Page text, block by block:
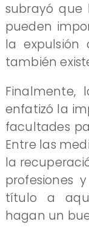
subrayó que
pueden
la expulsión
también
Finalmente,
enfatizó la
facultades
Entre las
la
profesiones
título a
hagan un